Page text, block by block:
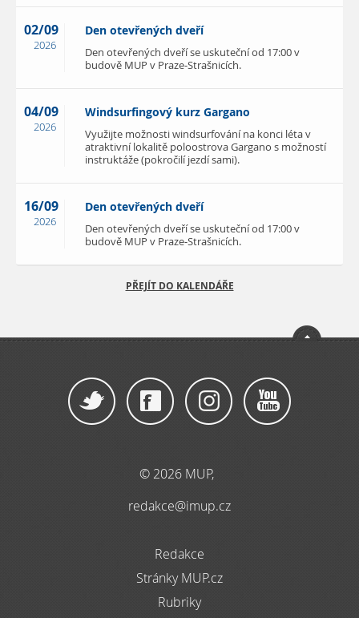
02/09
2026
Den otevřených dveří
Den otevřených dveří se uskuteční od 17:00 v
budově MUP v Praze-Strašnicích.
04/09
2026
Windsurfingový kurz Gargano
Využijte možnosti windsurfování na konci léta v
atraktivní lokalitě poloostrova Gargano s možností
instruktáže (pokročilí jezdí sami).
16/09
2026
Den otevřených dveří
Den otevřených dveří se uskuteční od 17:00 v
budově MUP v Praze-Strašnicích.
PŘEJÍT DO KALENDÁŘE
© 2026 MUP,
redakce@imup.cz
Redakce
Stránky MUP.cz
Rubriky